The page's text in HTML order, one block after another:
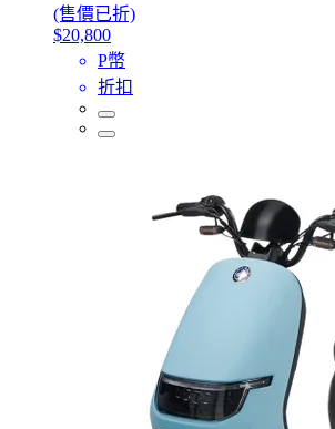
(售價已折)
$20,800
P幣
折扣